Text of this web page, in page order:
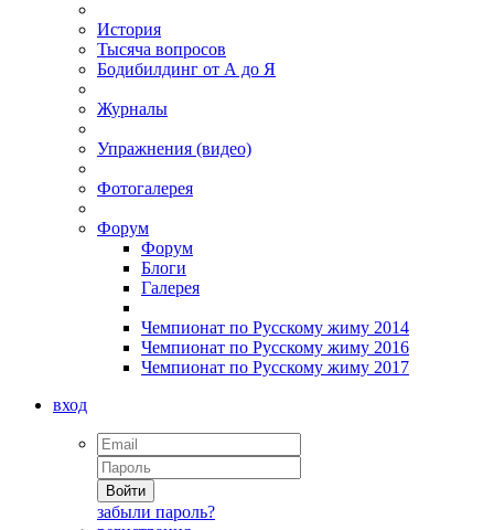
История
Тысяча вопросов
Бодибилдинг от А до Я
Журналы
Упражнения (видео)
Фотогалерея
Форум
Форум
Блоги
Галерея
Чемпионат по Русскому жиму 2014
Чемпионат по Русскому жиму 2016
Чемпионат по Русскому жиму 2017
вход
Войти
забыли пароль?